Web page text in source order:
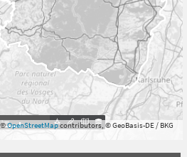
km
©OpenStreetMapcontributors, © GeoBasis-DE / BKG